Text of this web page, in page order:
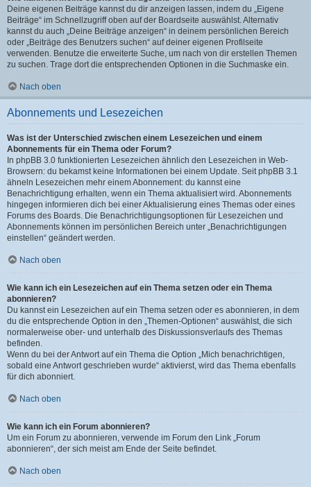
Deine eigenen Beiträge kannst du dir anzeigen lassen, indem du „Eigene
Beiträge“ im Schnellzugriff oben auf der Boardseite auswählst. Alternativ
kannst du auch „Deine Beiträge anzeigen“ in deinem persönlichen Bereich
oder „Beiträge des Benutzers suchen“ auf deiner eigenen Profilseite
verwenden. Benutze die erweiterte Suche, um nach von dir erstellen Themen
zu suchen. Trage dort die entsprechenden Optionen in die Suchmaske ein.
Nach oben
Abonnements und Lesezeichen
Was ist der Unterschied zwischen einem Lesezeichen und einem
Abonnements für ein Thema oder Forum?
In phpBB 3.0 funktionierten Lesezeichen ähnlich den Lesezeichen in Web-
Browsern: du bekamst keine Informationen bei einem Update. Seit phpBB 3.1
ähneln Lesezeichen mehr einem Abonnement: du kannst eine
Benachrichtigung erhalten, wenn ein Thema aktualisiert wird. Abonnements
hingegen informieren dich bei einer Aktualisierung eines Themas oder eines
Forums des Boards. Die Benachrichtigungsoptionen für Lesezeichen und
Abonnements können im persönlichen Bereich unter „Benachrichtigungen
einstellen“ geändert werden.
Nach oben
Wie kann ich ein Lesezeichen auf ein Thema setzen oder ein Thema
abonnieren?
Du kannst ein Lesezeichen auf ein Thema setzen oder es abonnieren, in dem
du die entsprechende Option in den „Themen-Optionen“ auswählst, die sich
normalerweise ober- und unterhalb des Diskussionsverlaufs des Themas
befinden.
Wenn du bei der Antwort auf ein Thema die Option „Mich benachrichtigen,
sobald eine Antwort geschrieben wurde“ aktivierst, wird das Thema ebenfalls
für dich abonniert.
Nach oben
Wie kann ich ein Forum abonnieren?
Um ein Forum zu abonnieren, verwende im Forum den Link „Forum
abonnieren“, der sich meist am Ende der Seite befindet.
Nach oben